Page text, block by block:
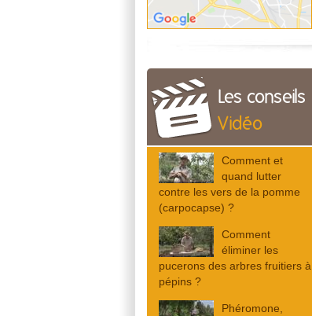
Les conseils
Vidéo
Comment et
quand lutter
contre les vers de la pomme
(carpocapse) ?
Comment
éliminer les
pucerons des arbres fruitiers à
pépins ?
Phéromone,